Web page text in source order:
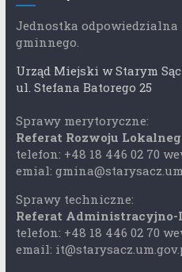
Jednostka
gminnego.
Urząd Miejski w Starym
ul. Stefana Batorego 25
Sprawy merytoryczne:
Referat Rozwoju
telefon: +48 18 446 02 70
emial:
Sprawy techniczne:
Referat
telefon: +48 18 446 02 70
email: